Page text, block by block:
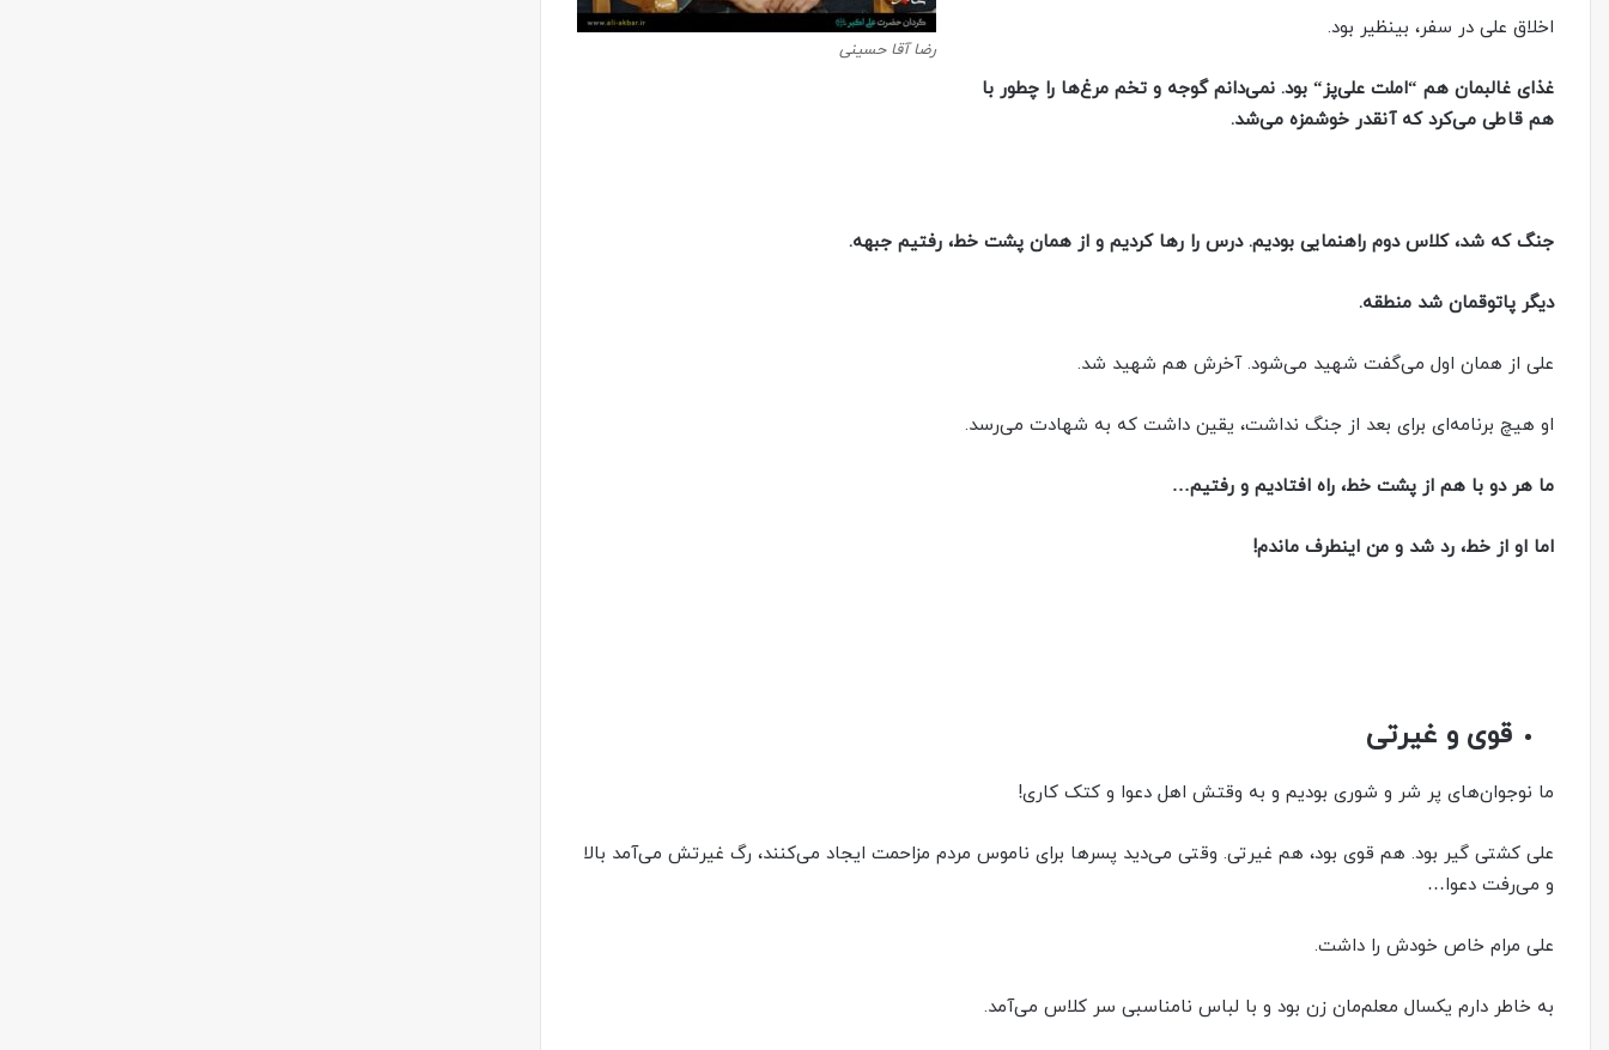
رضا آقا حسینی
اخلاق علی در سفر، بینظیر بود.
غذای غالبمان هم “املت علی‌پز“ بود. نمی‌دانم گوجه و تخم مرغ‌‌ها را چطور با
هم قاطی می‌کرد که آنقدر خوشمزه می‌شد.
جنگ که شد، کلاس دوم راهنمایی بودیم. درس را رها کردیم و از همان پشت خط، رفتیم جبهه.
دیگر پاتوقمان شد منطقه.
علی از همان اول‌ می‌گفت شهید‌ می‌شود. آخرش هم شهید شد.
او هیچ برنامه‌ای برای بعد از جنگ نداشت، یقین داشت که به شهادت‌ می‌رسد.
ما هر دو با هم از پشت خط، راه افتادیم و رفتیم…
اما او از خط، رد شد و من اینطرف ماندم!
قوی و غیرتی
ما نوجوان‌‌های پر شر و شوری بودیم و به وقتش اهل دعوا و کتک کاری!
علی کشتی گیر بود. هم قوی بود، هم غیرتی. وقتی‌ می‌دید پسرها برای ناموس مردم مزاحمت ایجاد‌ می‌کنند، رگ غیرتش‌ می‌آمد بالا
و‌ می‌رفت دعوا…
علی مرام خاص خودش را داشت.
به خاطر دارم یکسال معلم‌مان زن بود و با لباس نامناسبی سر کلاس‌ می‌آمد.